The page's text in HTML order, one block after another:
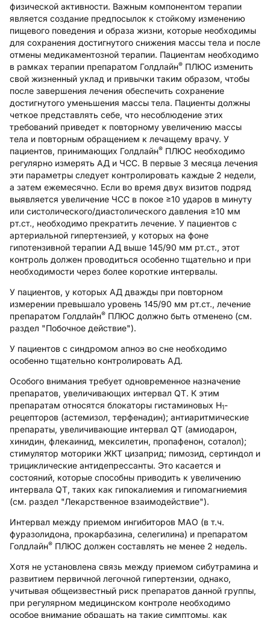
физической активности. Важным компонентом терапии
является создание предпосылок к стойкому изменению
пищевого поведения и образа жизни, которые необходимы
для сохранения достигнутого снижения массы тела и после
отмены медикаментозной терапии. Пациентам необходимо
в рамках терапии препаратом Голдлайн® ПЛЮС изменить
свой жизненный уклад и привычки таким образом, чтобы
после завершения лечения обеспечить сохранение
достигнутого уменьшения массы тела. Пациенты должны
четкое представлять себе, что несоблюдение этих
требований приведет к повторному увеличению массы
тела и повторным обращением к лечащему врачу. У
пациентов, принимающих Голдлайн® ПЛЮС необходимо
регулярно измерять АД и ЧСС. В первые 3 месяца лечения
эти параметры следует контролировать каждые 2 недели,
а затем ежемесячно. Если во время двух визитов подряд
выявляется увеличение ЧСС в покое ≥10 ударов в минуту
или систолического/диастолического давления ≥10 мм
рт.ст., необходимо прекратить лечение. У пациентов с
артериальной гипертензией, у которых на фоне
гипотензивной терапии АД выше 145/90 мм рт.ст., этот
контроль должен проводиться особенно тщательно и при
необходимости через более короткие интервалы.
У пациентов, у которых АД дважды при повторном
измерении превышало уровень 145/90 мм рт.ст., лечение
препаратом Голдлайн® ПЛЮС должно быть отменено (см.
раздел "Побочное действие").
У пациентов с синдромом апноэ во сне необходимо
особенно тщательно контролировать АД.
Особого внимания требует одновременное назначение
препаратов, увеличивающих интервал QT. К этим
препаратам относятся блокаторы гистаминовых H1-
рецепторов (астемизол, терфенадин); антиаритмические
препараты, увеличивающие интервал QT (амиодарон,
хинидин, флекаинид, мексилетин, пропафенон, соталол);
стимулятор моторики ЖКТ цизаприд; пимозид, сертиндол и
трициклические антидепрессанты. Это касается и
состояний, которые способны приводить к увеличению
интервала QT, таких как гипокалиемия и гипомагниемия
(см. раздел "Лекарственное взаимодействие").
Интервал между приемом ингибиторов МАО (в т.ч.
фуразолидона, прокарбазина, селегилина) и препаратом
Голдлайн® ПЛЮС должен составлять не менее 2 недель.
Хотя не установлена связь между приемом сибутрамина и
развитием первичной легочной гипертензии, однако,
учитывая общеизвестный риск препаратов данной группы,
при регулярном медицинском контроле необходимо
особое внимание обращать на такие симптомы, как